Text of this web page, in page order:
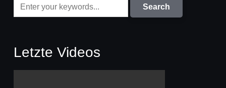
Letzte Videos